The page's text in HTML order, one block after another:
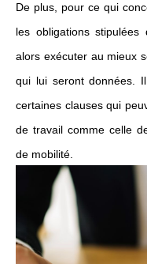
De plus, pour ce qui
les obligations
alors exécuter au mieux
qui lui seront données.
certaines clauses qui
de travail comme celle
de mobilité.